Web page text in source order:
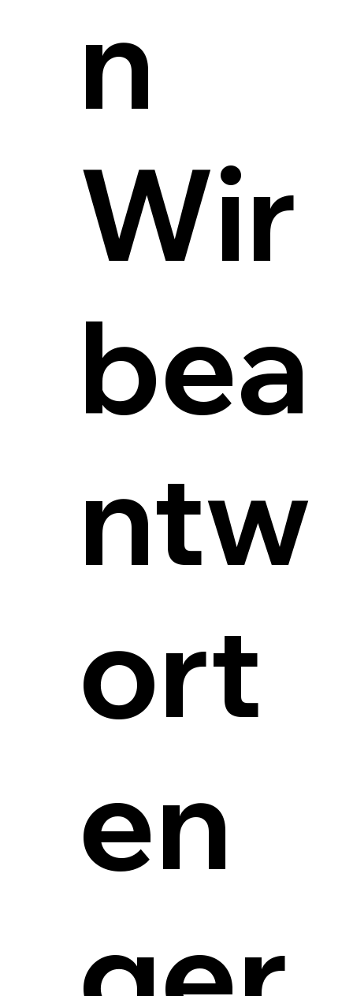
n
Wir
bea
ntw
ort
en